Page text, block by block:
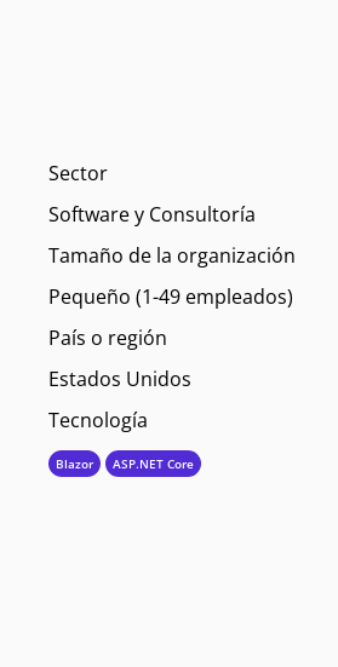
Sector
Software y Consultoría
Tamaño de la organización
Pequeño (1-49 empleados)
País o región
Estados Unidos
Tecnología
Blazor ASP.NET Core